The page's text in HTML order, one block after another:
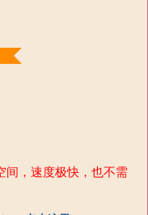
间，速度极快，也不需